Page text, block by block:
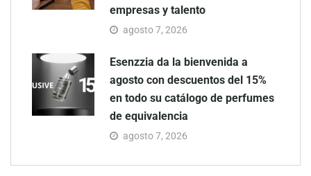
empresas y talento
agosto 7, 2026
Esenzzia da la bienvenida a
agosto con descuentos del 15%
en todo su catálogo de perfumes
de equivalencia
agosto 7, 2026